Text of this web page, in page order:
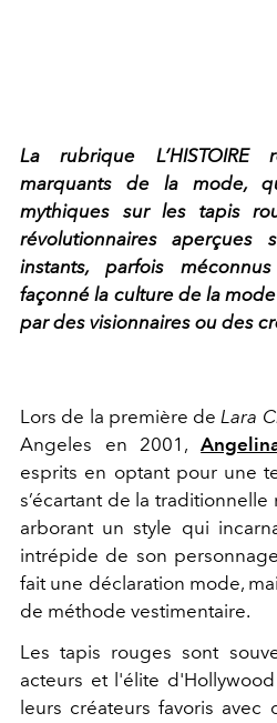
La rubrique L’HISTOIRE
marquants de la mode,
mythiques sur les tapis
révolutionnaires aperçues
instants, parfois
façonné la culture de la
par des visionnaires ou des
Lors de la première deLara
Angeles en 2001,
esprits en optant pour une
s’écartant de la
arborant un style qui
intrépide de son
fait une déclaration mode,
de méthode vestimentaire.
Les tapis rouges sont
acteurs et l'élite
leurs créateurs favoris avec